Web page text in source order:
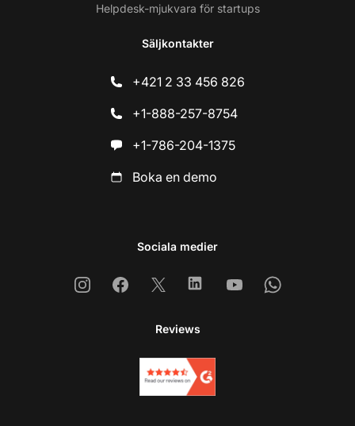
Helpdesk-mjukvara för startups
Säljkontakter
+421 2 33 456 826
+1-888-257-8754
+1-786-204-1375
Boka en demo
Sociala medier
InstagramFacebook
X LinkedinYoutubeWhatsapp
Reviews